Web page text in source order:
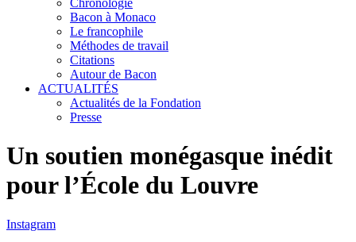
Chronologie
Bacon à Monaco
Le francophile
Méthodes de travail
Citations
Autour de Bacon
ACTUALITÉS
Actualités de la Fondation
Presse
Un soutien monégasque inédit
pour l’École du Louvre
Instagram